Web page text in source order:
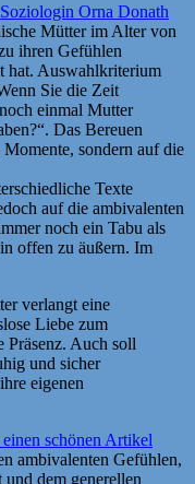
Orna Donath
Mütter im Alter von
ihren Gefühlen
hat. Auswahlkriterium
Sie die Zeit
einmal Mutter
Das Bereuen
sondern auf die
Texte
auf die ambivalenten
noch ein Tabu als
offen zu äußern. Im
verlangt eine
Liebe zum
Präsenz. Auch soll
und sicher
eigenen
schönen Artikel
ambivalenten Gefühlen,
dem generellen